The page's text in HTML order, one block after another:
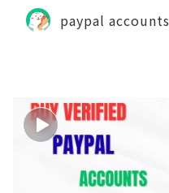
paypal accounts